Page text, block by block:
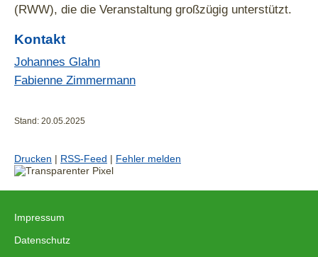
(RWW), die die Veranstaltung großzügig unterstützt.
Kontakt
Johannes Glahn
Fabienne Zimmermann
Stand: 20.05.2025
Drucken | RSS-Feed | Fehler melden
Impressum
Datenschutz